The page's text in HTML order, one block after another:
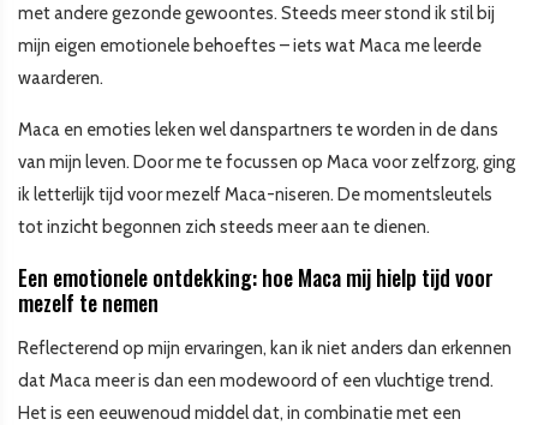
met andere gezonde gewoontes. Steeds meer stond ik stil bij
mijn eigen emotionele behoeftes – iets wat Maca me leerde
waarderen.
Maca en emoties leken wel danspartners te worden in de dans
van mijn leven. Door me te focussen op Maca voor zelfzorg, ging
ik letterlijk tijd voor mezelf Maca-niseren. De momentsleutels
tot inzicht begonnen zich steeds meer aan te dienen.
Een emotionele ontdekking: hoe Maca mij hielp tijd voor
mezelf te nemen
Reflecterend op mijn ervaringen, kan ik niet anders dan erkennen
dat Maca meer is dan een modewoord of een vluchtige trend.
Het is een eeuwenoud middel dat, in combinatie met een